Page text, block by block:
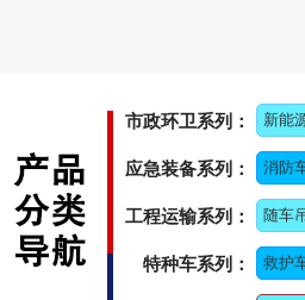
市政环卫系列： 新能
应急装备系列： 消防
工程运输系列： 随车
特种车系列： 救护